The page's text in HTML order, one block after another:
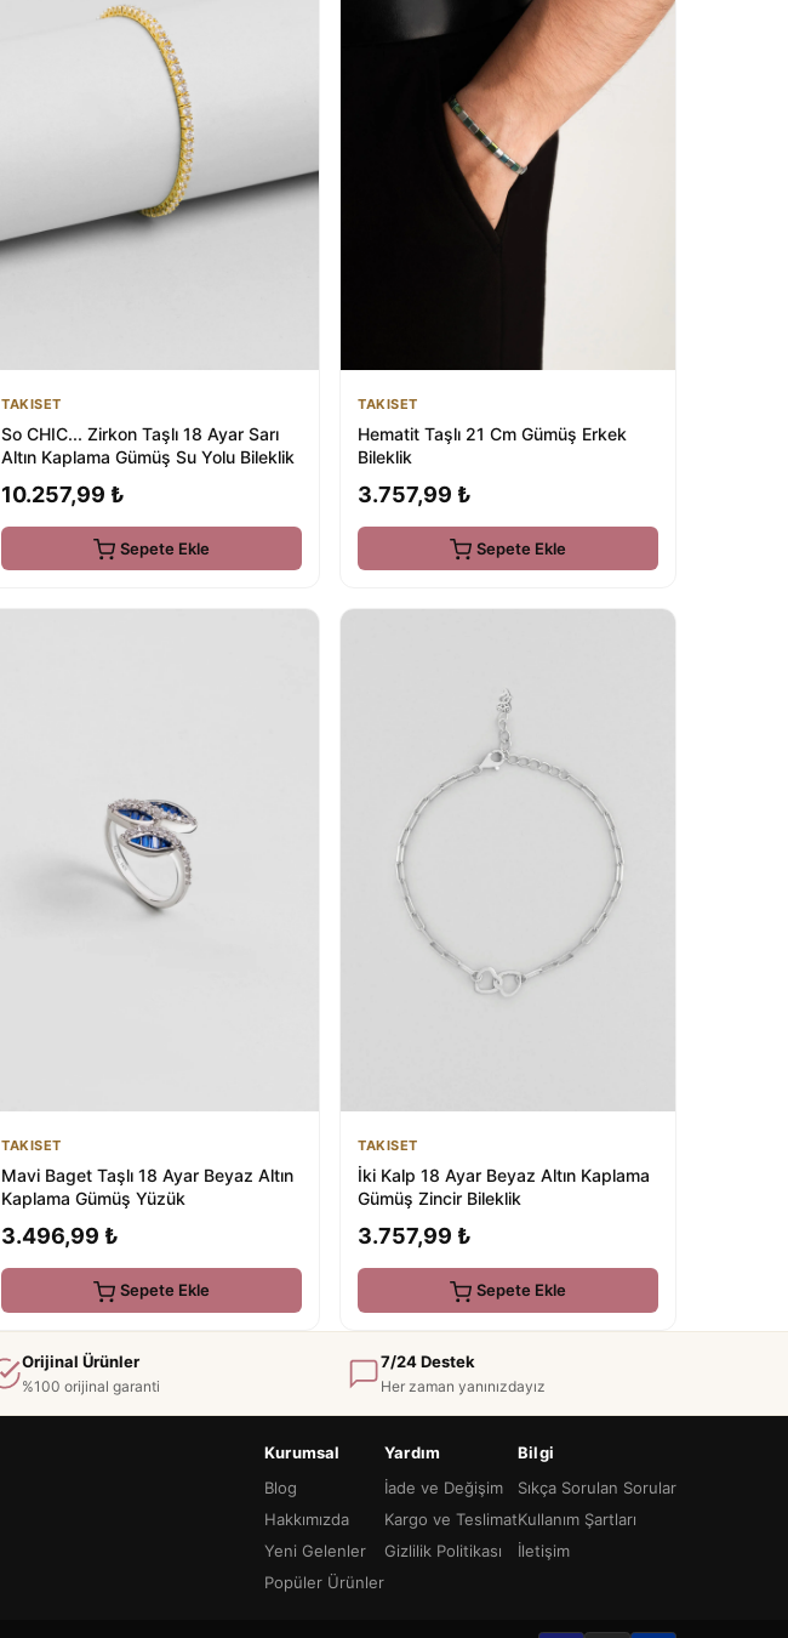
TAKISET
So CHIC... Zirkon Taşlı 18 Ayar Sarı
Altın Kaplama Gümüş Su Yolu Bileklik
10.257,99 ₺
Sepete Ekle
TAKISET
Hematit Taşlı 21 Cm Gümüş Erkek
Bileklik
3.757,99 ₺
Sepete Ekle
TAKISET
Mavi Baget Taşlı 18 Ayar Beyaz Altın
Kaplama Gümüş Yüzük
3.496,99 ₺
Sepete Ekle
TAKISET
İki Kalp 18 Ayar Beyaz Altın Kaplama
Gümüş Zincir Bileklik
3.757,99 ₺
Sepete Ekle
Orijinal Ürünler
%100 orijinal garanti
7/24 Destek
Her zaman yanınızdayız
Kurumsal
Blog
Hakkımızda
Yeni Gelenler
Popüler Ürünler
Yardım
İade ve Değişim
Kargo ve Teslimat
Gizlilik Politikası
Bilgi
Sıkça Sorulan Sorular
Kullanım Şartları
İletişim